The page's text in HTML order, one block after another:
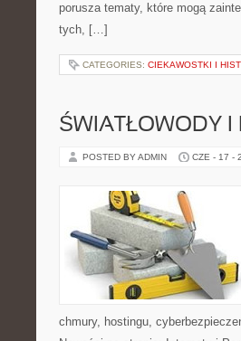
porusza tematy, które mogą
tych, […]
CATEGORIES: CIEKAWOSTKI I
ŚWIATŁOWODY I
POSTED BY ADMIN CZE - 17 -
chmury, hostingu,